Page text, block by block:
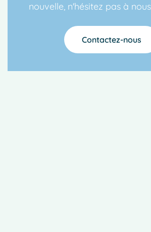
nouvelle, n'hésitez pas à
Contactez-nous